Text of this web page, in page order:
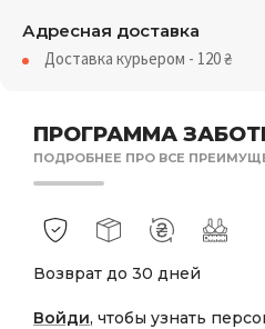
ПРОГРАММА
ПОДРОБНЕЕ ПРО ВСЕ
Возврат до 30 дней
Войди, чтобы узнать
Адресная доставка
Доставка курьером - 120₴